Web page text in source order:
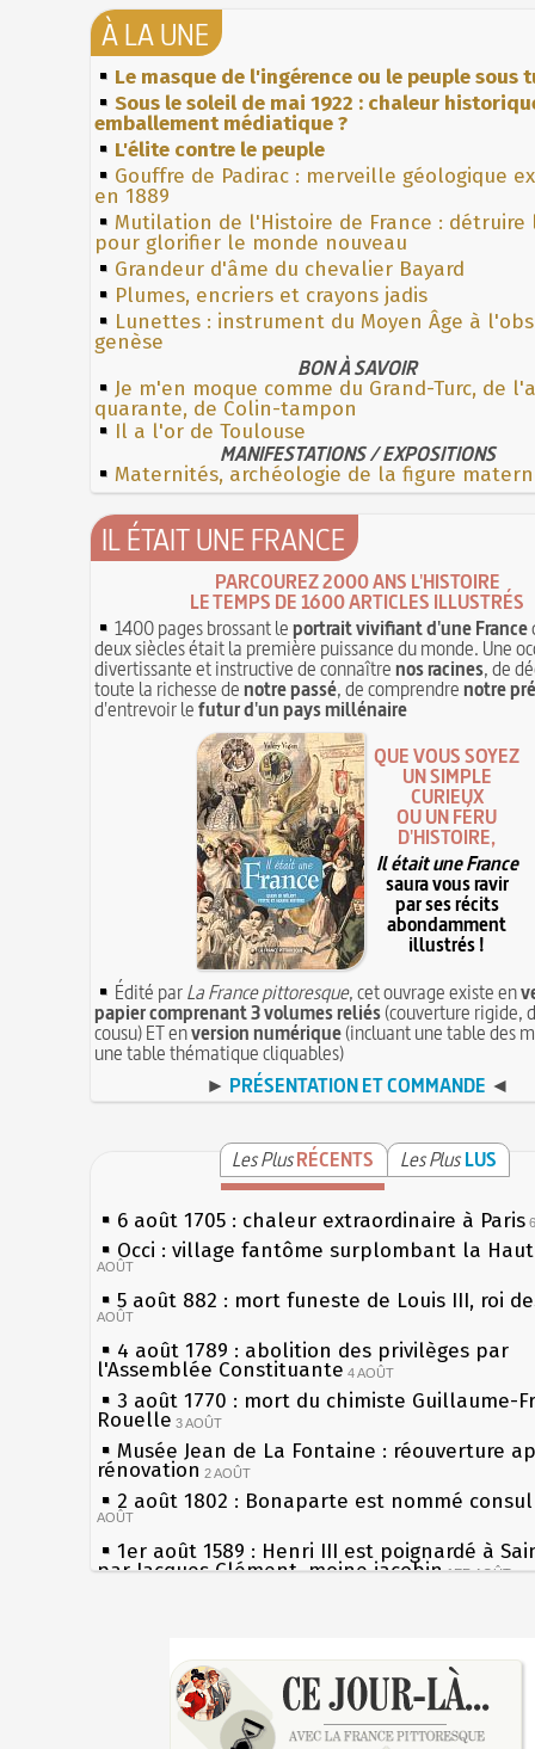
À LA UNE
Le masque de l'ingérence ou le peuple sous
Sous le soleil de mai 1922 : chaleur
emballement médiatique ?
L'élite contre le peuple
Gouffre de Padirac : merveille géologique
en 1889
Mutilation de l'Histoire de France : détruire
pour glorifier le monde nouveau
Grandeur d'âme du chevalier Bayard
Plumes, encriers et crayons jadis
Lunettes : instrument du Moyen Âge à
genèse
BON À SAVOIR
Je m'en moque comme du Grand-Turc, de
quarante, de Colin-tampon
Il a l'or de Toulouse
MANIFESTATIONS / EXPOSITIONS
Maternités, archéologie de la figure
IL ÉTAIT UNE FRANCE
PARCOUREZ 2000 ANS L'HISTOIRE
LE TEMPS DE 1600 ARTICLES ILLUSTRÉS
1400 pages brossant leportrait vivifiant d'une France
deux siècles était la première puissance du monde. Une
divertissante et instructive de connaîtrenos racines, de
toute la richesse denotre passé, de comprendrenotre
d'entrevoir lefutur d'un pays millénaire
QUE VOUS SOYEZ
UN SIMPLE
CURIEUX
OU UN FÉRU
D'HISTOIRE,
Il était une France
saura vous ravir
par ses récits
abondamment
illustrés !
Édité parLa France pittoresque, cet ouvrage existe en
papier comprenant 3 volumes reliés(couverture rigide,
cousu) ET enversion numérique(incluant une table des
une table thématique cliquables)
► PRÉSENTATION ET COMMANDE ◄
Les PlusRÉCENTS Les Plus LUS
6 août 1705 : chaleur extraordinaire à Paris
Occi : village fantôme surplombant la
AOÛT
5 août 882 : mort funeste de Louis III, roi
AOÛT
4 août 1789 : abolition des privilèges par
l'Assemblée Constituante 4 AOÛT
3 août 1770 : mort du chimiste Guillaume-
Rouelle 3 AOÛT
Musée Jean de La Fontaine : réouverture
rénovation 2 AOÛT
2 août 1802 : Bonaparte est nommé
AOÛT
1er août 1589 : Henri III est poignardé à
par Jacques Clément, moine jacobin 1ER AOÛT
Chocolat Poulain 30 JUILLET
29 juillet 1881 : loi sur la liberté de la
28 juillet 1794 : supplice de Robespierre
les siècles
27 mai 1610 : supplice de François
du roi Henri IV
Pierre qui roule n'amasse pas mousse